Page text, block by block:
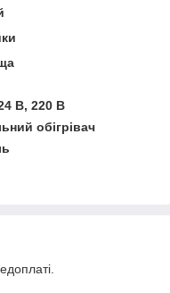
В, 220 В
обігрівач